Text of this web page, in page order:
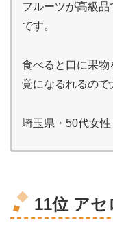
フルーツが高級
です。
食べると口に果
覚になるれるので
埼玉県・50代女性
11位 アセ